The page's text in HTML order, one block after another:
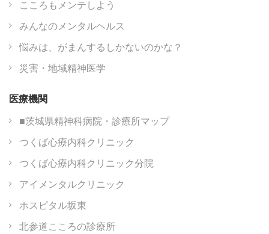
こころもメンテしよう
みんなのメンタルヘルス
悩みは、がまんするしかないのかな？
災害・地域精神医学
医療機関
■茨城県精神科病院・診療所マップ
つくば心療内科クリニック
つくば心療内科クリニック分院
アイメンタルクリニック
ホスピタル坂東
北参道こころの診療所